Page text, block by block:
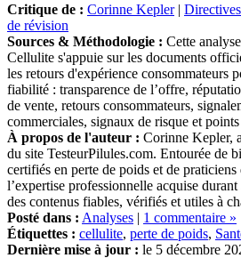
Critique de : Corinne Kepler|
de révision
Sources & Méthodologie : Cette
Cellulite s'appuie sur les documents
les retours d'expérience consommateurs
fiabilité : transparence de l’offre,
de vente, retours consommateurs,
commerciales, signaux de risque et
À propos de l'auteur : Corinne Kepler,
du site TesteurPilules.com. Entourée de
certifiés en perte de poids et de
l’expertise professionnelle acquise
des contenus fiables, vérifiés et utiles à
Posté dans : Analyses | 1 commentaire »
Étiquettes : cellulite, perte de poids,
Dernière mise à jour : le 5 décembre